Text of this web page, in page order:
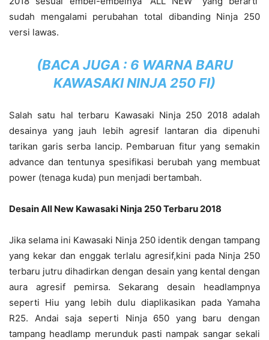
sudah mengalami perubahan total dibanding Ninja 250
versi lawas.
(BACA JUGA : 6 WARNA BARU
KAWASAKI NINJA 250 FI)
Salah satu hal terbaru Kawasaki Ninja 250 2018 adalah
desainya yang jauh lebih agresif lantaran dia dipenuhi
tarikan garis serba lancip. Pembaruan fitur yang semakin
advance dan tentunya spesifikasi berubah yang membuat
power (tenaga kuda) pun menjadi bertambah.
Desain All New Kawasaki Ninja 250 Terbaru 2018
Jika selama ini Kawasaki Ninja 250 identik dengan tampang
yang kekar dan enggak terlalu agresif,kini pada Ninja 250
terbaru jutru dihadirkan dengan desain yang kental dengan
aura agresif pemirsa. Sekarang desain headlampnya
seperti Hiu yang lebih dulu diaplikasikan pada Yamaha
R25. Andai saja seperti Ninja 650 yang baru dengan
tampang headlamp merunduk pasti nampak sangar sekali